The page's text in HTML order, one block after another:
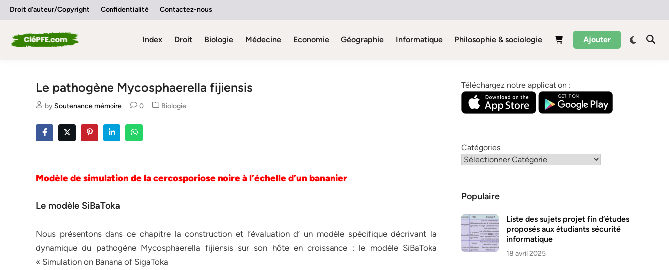
SkipDroit d’auteur/Copyright Confidentialité Contactez-nous
Index Droit Biologie Médecine Economie Géographie Informatique Philosophie & sociologie Ajouter
Le pathogène Mycosphaerella fijiensis
by Soutenance mémoire 0
Posted
Biologie
Modèle de simulation de la cercosporiose noire à l’échelle d’un bananier
Le modèle SiBaToka
Nous présentons dans ce chapitre la construction et l’évaluation d’ un modèle spécifique décrivant la
dynamique du pathogène Mycosphaerella fijiensis sur son hôte en croissance : le modèle SiBaToka
« Simulation on Banana of SigaToka
Téléchargez notre application :
Catégories
Populaire
Liste des sujets projet fin d’études
proposés aux étudiants sécurité
informatique
18 avril 2025